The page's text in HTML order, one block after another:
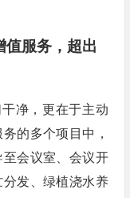
服务，超出
净，更在于主动
的多个项目中，
会议室、会议开
发、绿植浇水养